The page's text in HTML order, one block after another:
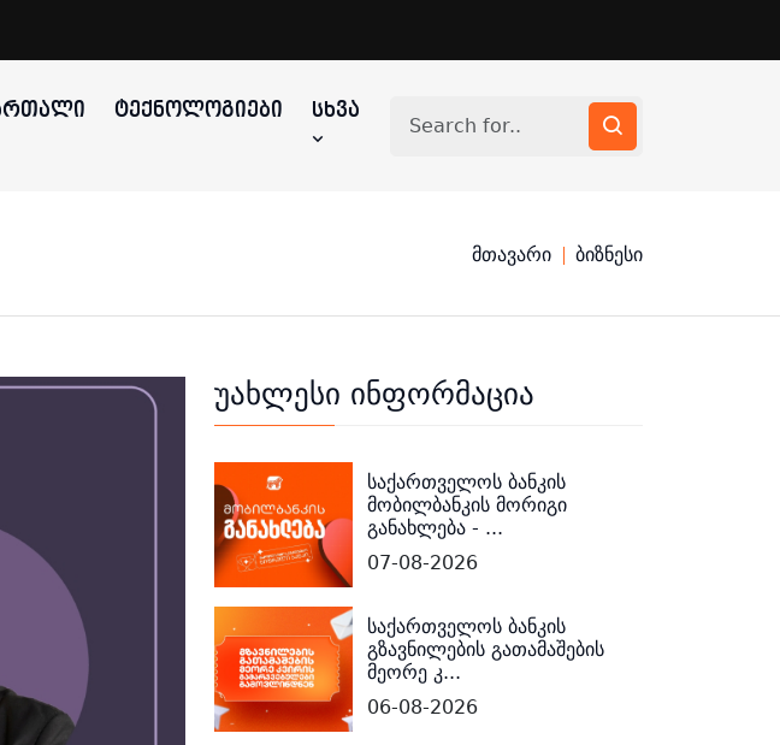
ᲢᲔᲥᲜᲝᲚᲝᲒᲘᲔᲑᲘ ᲡᲮᲕᲐ
მთავარი ბიზნესი
უახლესი ინფორმაცია
საქართველოს ბანკის
მობილბანკის მორიგი
განახლება - ...
07-08-2026
საქართველოს ბანკის
გზავნილების გათამაშების
მეორე კ...
06-08-2026